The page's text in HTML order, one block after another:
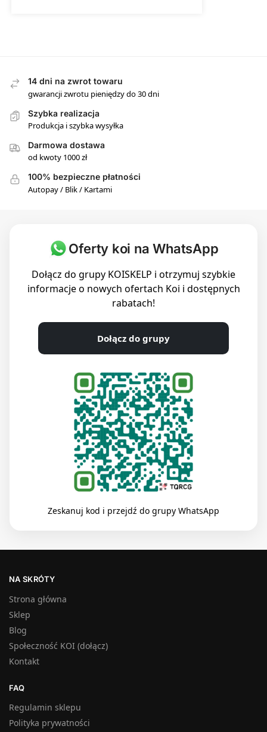
14 dni na zwrot towaru
gwarancji zwrotu pieniędzy do 30 dni
Szybka realizacja
Produkcja i szybka wysyłka
Darmowa dostawa
od kwoty 1000 zł
100% bezpieczne płatności
Autopay / Blik / Kartami
Oferty koi na WhatsApp
Dołącz do grupy KOISKELP i otrzymuj szybkie
informacje o nowych ofertach Koi i dostępnych
rabatach!
Dołącz do grupy
Zeskanuj kod i przejdź do grupy WhatsApp
NA SKRÓTY
Strona główna
Sklep
Blog
Społeczność KOI (dołącz)
Kontakt
FAQ
Regulamin sklepu
Polityka prywatności